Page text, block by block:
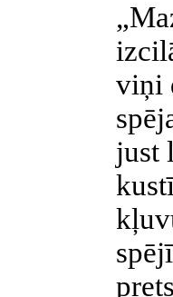
viņi
just